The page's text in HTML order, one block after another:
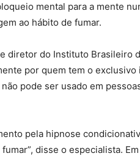
mental para a mente
ao hábito de fumar.
diretor do Instituto Brasileiro
por quem tem o
pode ser usado em
pela hipnose
disse o especialista.